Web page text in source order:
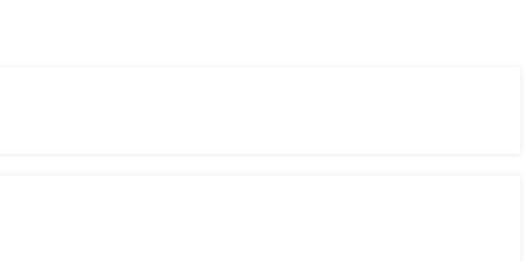
complicações.
do mercado.
e dApps.